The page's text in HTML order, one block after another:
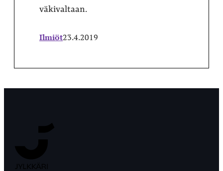
väkivaltaan.
Ilmiöt23.4.2019